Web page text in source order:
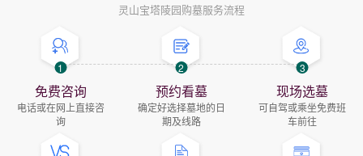
灵山宝塔陵园购墓服务流程
1
免费咨询
电话或在网上直接咨
询
2
预约看墓
确定好选择墓地的日
期及线路
3
现场选墓
可自驾或乘坐免费班
车前往